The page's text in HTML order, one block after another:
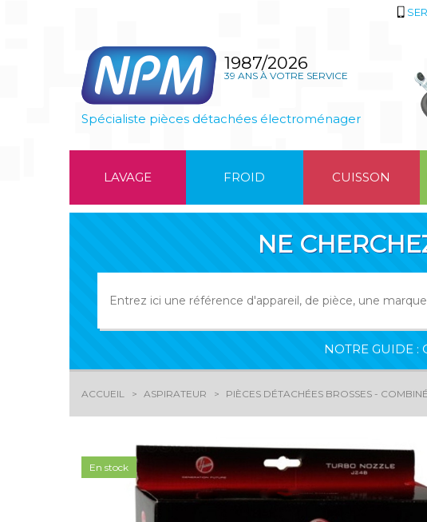
1987/2026
39 ANS À VOTRE SERVICE
Spécialiste pièces détachées électroménager
LAVAGE FROID CUISSON
NE
NOTRE GUIDE :
ACCUEIL ASPIRATEUR PIÈCES DÉTACHÉES BROSSES -
En stock